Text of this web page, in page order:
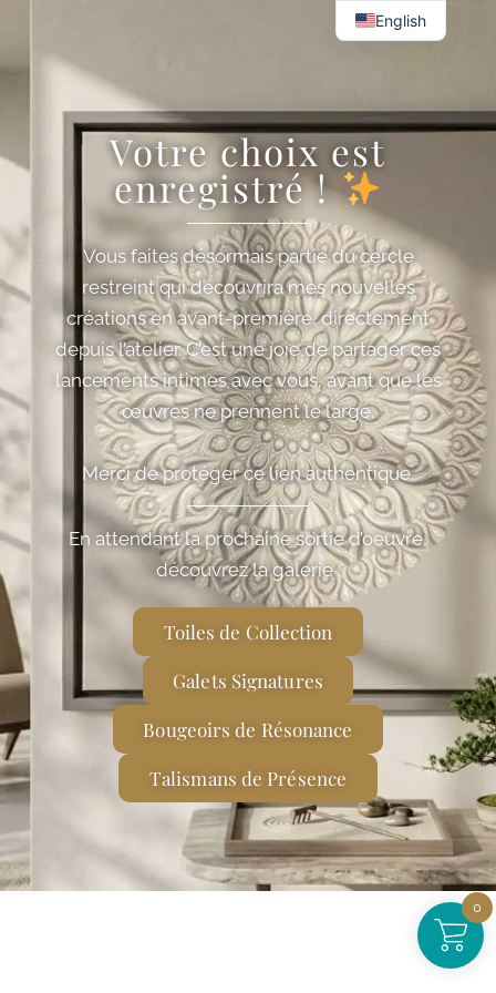
Votre choix est
enregistré !
Vous faites désormais partie du cercle
restreint qui découvrira mes nouvelles
créations en avant-première, directement
depuis l’atelier. C’est une joie de partager ces
lancements intimes avec vous, avant que les
œuvres ne prennent le large.
Merci de protéger ce lien authentique.
En attendant la prochaine sortie d’oeuvre,
découvrez la galerie :
Toiles de Collection
Galets Signatures
Bougeoirs de Résonance
Talismans de Présence
0
English